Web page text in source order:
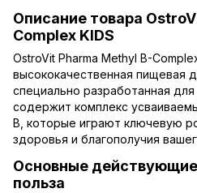
Описание товара
Complex KIDS
OstroVit Pharma Methyl B-
высококачественная пищевая
специально разработанная
содержит комплекс
В, которые играют ключевую
здоровья и благополучия
Основные
польза